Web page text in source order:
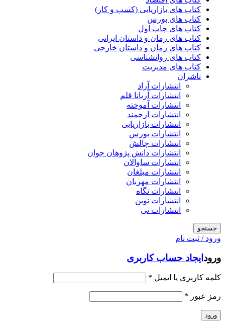
کتاب های بازاریابی (کسب و کار)
کتاب های بورس
کتاب های چاپ اول
کتاب های رمان و داستان ایرانی
کتاب های رمان و داستان خارجی
کتاب های روانشناسی
کتاب های مدیریت
ناشران
انتشارات آراد
انتشارات آریانا قلم
انتشارات آموخته
انتشارات ارجمند
انتشارات بازاریابی
انتشارات بورس
انتشارات چالش
انتشارات دانش پژوهان جوان
انتشارات ساوالان
انتشارات مبلغان
انتشارات مهربان
انتشارات نگاه
انتشارات نوین
انتشارات نی
جستجو
ورود / ثبت نام
ورود ایجاد حساب کاربری
کلمه کاربری یا ایمیل *
رمز عبور *
ورود